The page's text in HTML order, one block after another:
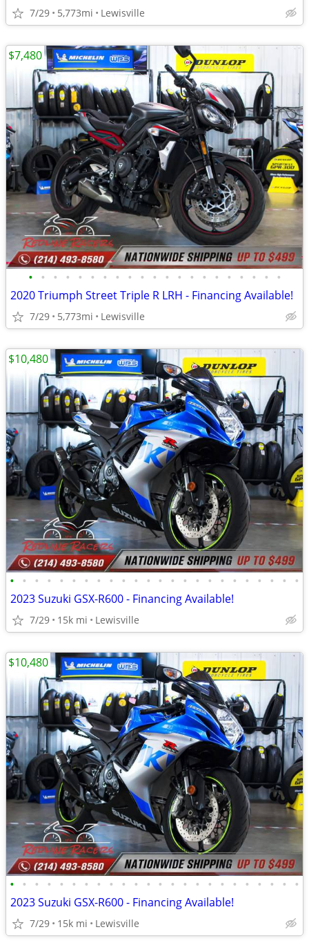
7/29 5,773mi Lewisville
• • • • • • • • • • • • • • • • • • • • •
2020 Triumph Street Triple R LRH - Financing Available!
7/29 5,773mi Lewisville
$7,480
• • • • • • • • • • • • • • • • • • • • • • • •
2023 Suzuki GSX-R600 - Financing Available!
7/29 15k mi Lewisville
$10,480
• • • • • • • • • • • • • • • • • • • • • • • •
2023 Suzuki GSX-R600 - Financing Available!
7/29 15k mi Lewisville
$10,480